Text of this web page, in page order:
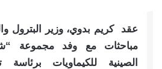
عقد كريم بدوي، وزير البترول
الصينية للكيماويات